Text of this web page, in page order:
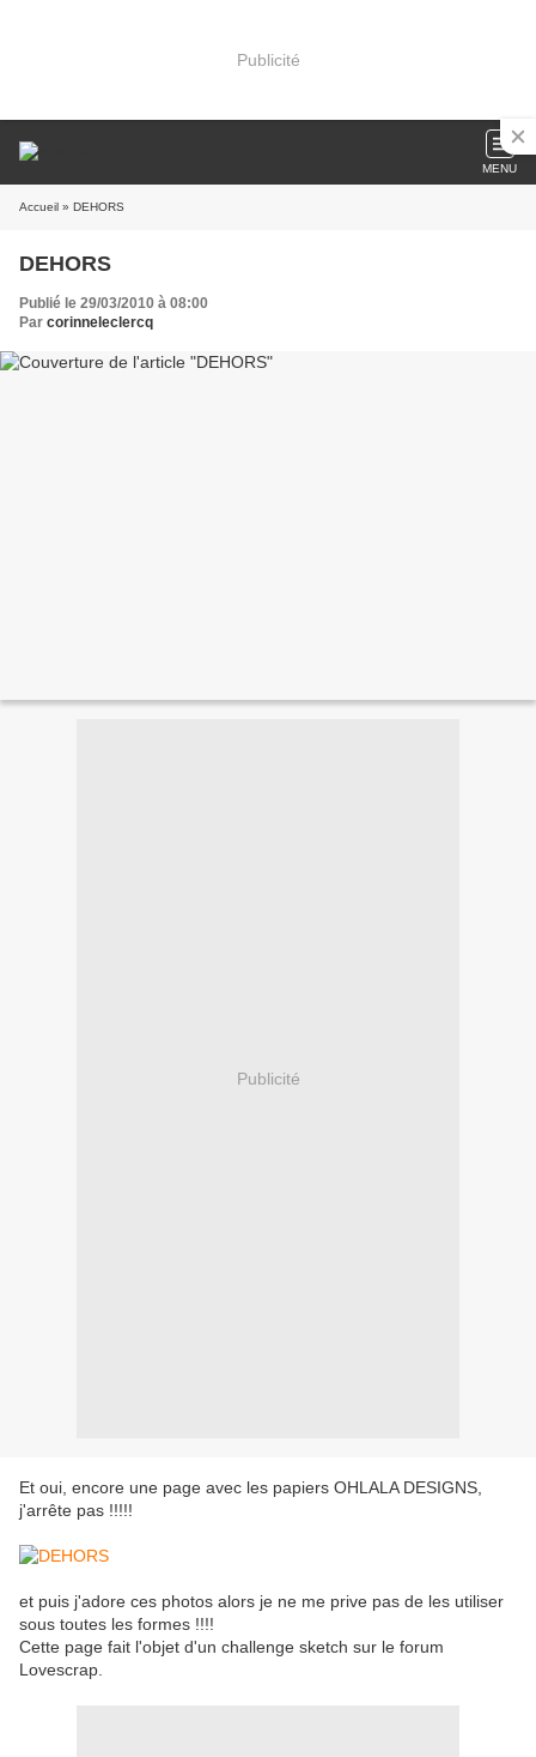
Publicité
MENU
Accueil » DEHORS
DEHORS
Publié le 29/03/2010 à 08:00
Par corinneleclercq
Publicité
Et oui, encore une page avec les papiers OHLALA DESIGNS,
j'arrête pas !!!!!
et puis j'adore ces photos alors je ne me prive pas de les utiliser
sous toutes les formes !!!!
Cette page fait l'objet d'un challenge sketch sur le forum
Lovescrap.